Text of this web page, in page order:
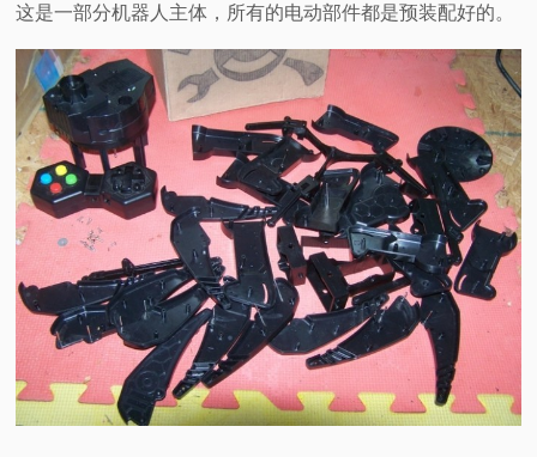
这是一部分机器人主体，所有的电动部件都是预装配好的。